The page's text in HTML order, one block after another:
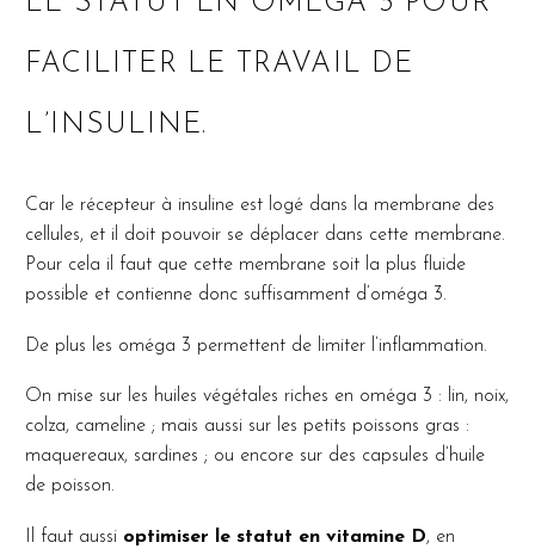
FACILITER LE TRAVAIL DE
L’INSULINE.
Car le récepteur à insuline est logé dans la membrane des
cellules, et il doit pouvoir se déplacer dans cette membrane.
Pour cela il faut que cette membrane soit la plus fluide
possible et contienne donc suffisamment d’oméga 3.
De plus les oméga 3 permettent de limiter l’inflammation.
On mise sur les huiles végétales riches en oméga 3 : lin, noix,
colza, cameline ; mais aussi sur les petits poissons gras :
maquereaux, sardines ; ou encore sur des capsules d’huile
de poisson.
Il faut aussi optimiser le statut en vitamine D, en